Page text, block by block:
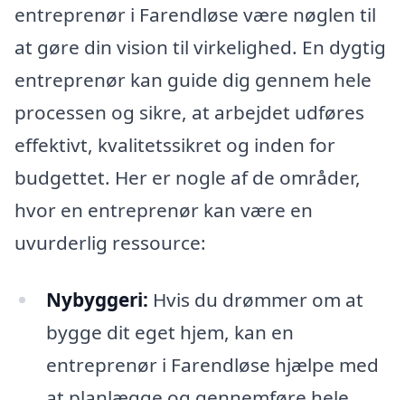
entreprenør i Farendløse være nøglen til
at gøre din vision til virkelighed. En dygtig
entreprenør kan guide dig gennem hele
processen og sikre, at arbejdet udføres
effektivt, kvalitetssikret og inden for
budgettet. Her er nogle af de områder,
hvor en entreprenør kan være en
uvurderlig ressource:
Nybyggeri: Hvis du drømmer om at
bygge dit eget hjem, kan en
entreprenør i Farendløse hjælpe med